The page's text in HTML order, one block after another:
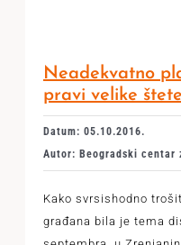
Neadekvatno
pravi velike štete
Datum: 05.10.2016.
Autor: Beogradski centar
Kako svrsishodno
građana bila je tema